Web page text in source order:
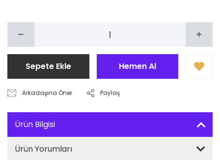
Sepete Ekle Hemen Al
Arkadaşına Öner Paylaş
Ürün Bilgisi
Ürün Yorumları